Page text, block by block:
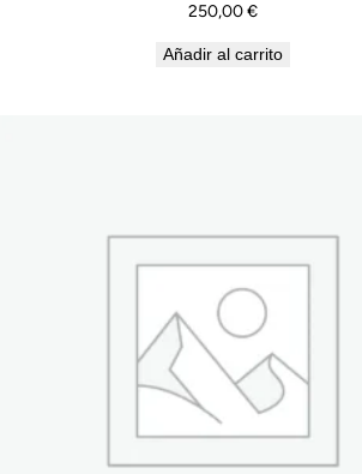
250,00€
Añadir al carrito